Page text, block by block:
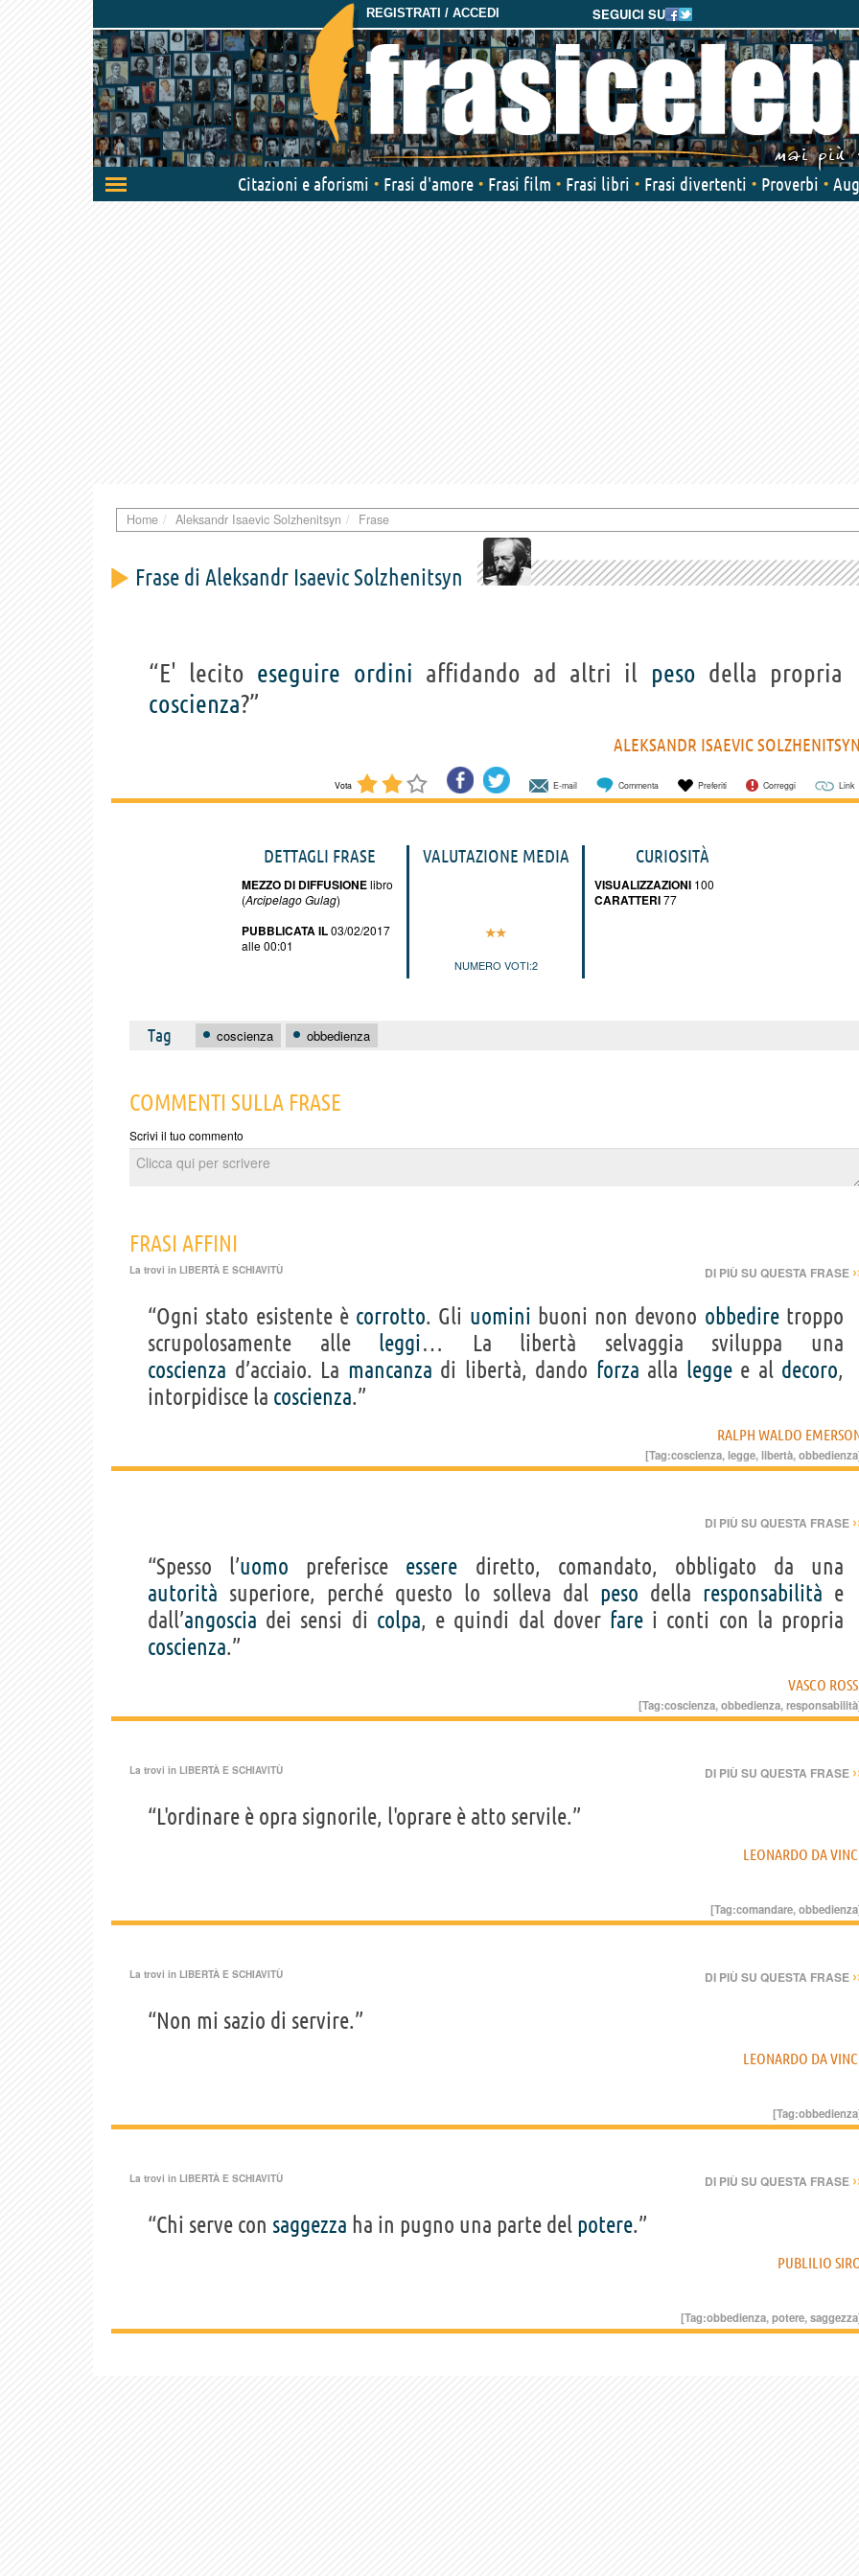
SEGUICI SU
REGISTRATI / ACCEDI
Attiva/disattiva
navigazione
Citazioni e aforismi Frasi d'amore Frasi film Frasi libri Frasi divertenti Proverbi
Home Aleksandr Isaevic Solzhenitsyn Frase
Frase di Aleksandr Isaevic Solzhenitsyn
“E' lecito eseguire ordini affidando ad altri il peso della propria
coscienza?”
ALEKSANDR ISAEVIC
Vota E-mail Commenta Preferiti Correggi Link
DETTAGLI FRASE
MEZZO DI DIFFUSIONElibro
(Arcipelago Gulag)
PUBBLICATA IL03/02/2017
alle 00:01
VALUTAZIONE MEDIA
NUMERO VOTI:2
CURIOSITÀ
VISUALIZZAZIONI 100
CARATTERI77
Tag coscienza obbedienza
COMMENTI SULLA FRASE
Scrivi il tuo commento
FRASI AFFINI
La trovi in LIBERTÀ E SCHIAVITÙ DI PIÙ SU QUESTA FRASE
“Ogni stato esistente è corrotto. Gli uomini buoni non devono obbediretroppo
scrupolosamente alle leggi… La libertà selvaggia sviluppa una
coscienza d’acciaio. La mancanza di libertà, dando forza alla leggee al decoro,
intorpidisce la coscienza.”
RALPH WALDO
[Tag:coscienza,legge,libertà,obbedienza
DI PIÙ SU QUESTA FRASE
“Spesso l’uomo preferisce essere diretto, comandato, obbligato da una
autorità superiore, perché questo lo solleva dal peso della responsabilità e
dall’angoscia dei sensi di colpa, e quindi dal dover farei conti con la propria
coscienza.”
VASCO
[Tag:coscienza,obbedienza,responsabilità
La trovi in LIBERTÀ E SCHIAVITÙ DI PIÙ SU QUESTA FRASE
“L'ordinare è opra signorile, l'oprare è atto servile.”
LEONARDO DA
[Tag:comandare,obbedienza
La trovi in LIBERTÀ E SCHIAVITÙ DI PIÙ SU QUESTA FRASE
“Non mi sazio di servire.”
LEONARDO DA
[Tag:obbedienza
La trovi in LIBERTÀ E SCHIAVITÙ DI PIÙ SU QUESTA FRASE
“Chi serve con saggezza ha in pugno una parte del potere.”
PUBLILIO
[Tag:obbedienza,potere,saggezza